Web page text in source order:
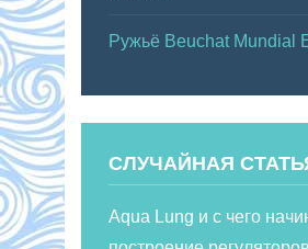
Ружьё Beuchat Mundial
СЛУЧАЙНАЯ
Aqua Lung и с чего